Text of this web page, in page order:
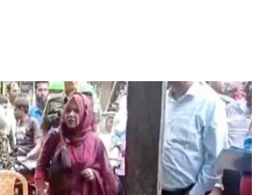
শিশুর মৃত্যু
গ্রাউন্ড 'পিএস ডিজনিল্যান্ডে প্লে-গ্রাউন্ড
পূর্ববিরোধের জেরে দুই পক্ষের সংঘর্ষ, আহত ৩০